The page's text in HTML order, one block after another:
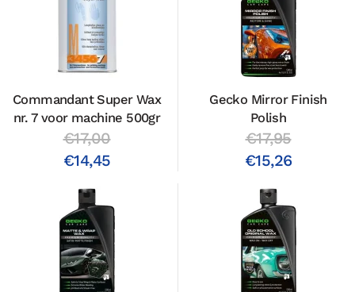
Commandant Super Wax
nr. 7 voor machine 500gr
€17,00
€14,45
Gecko Mirror Finish
Polish
€17,95
€15,26